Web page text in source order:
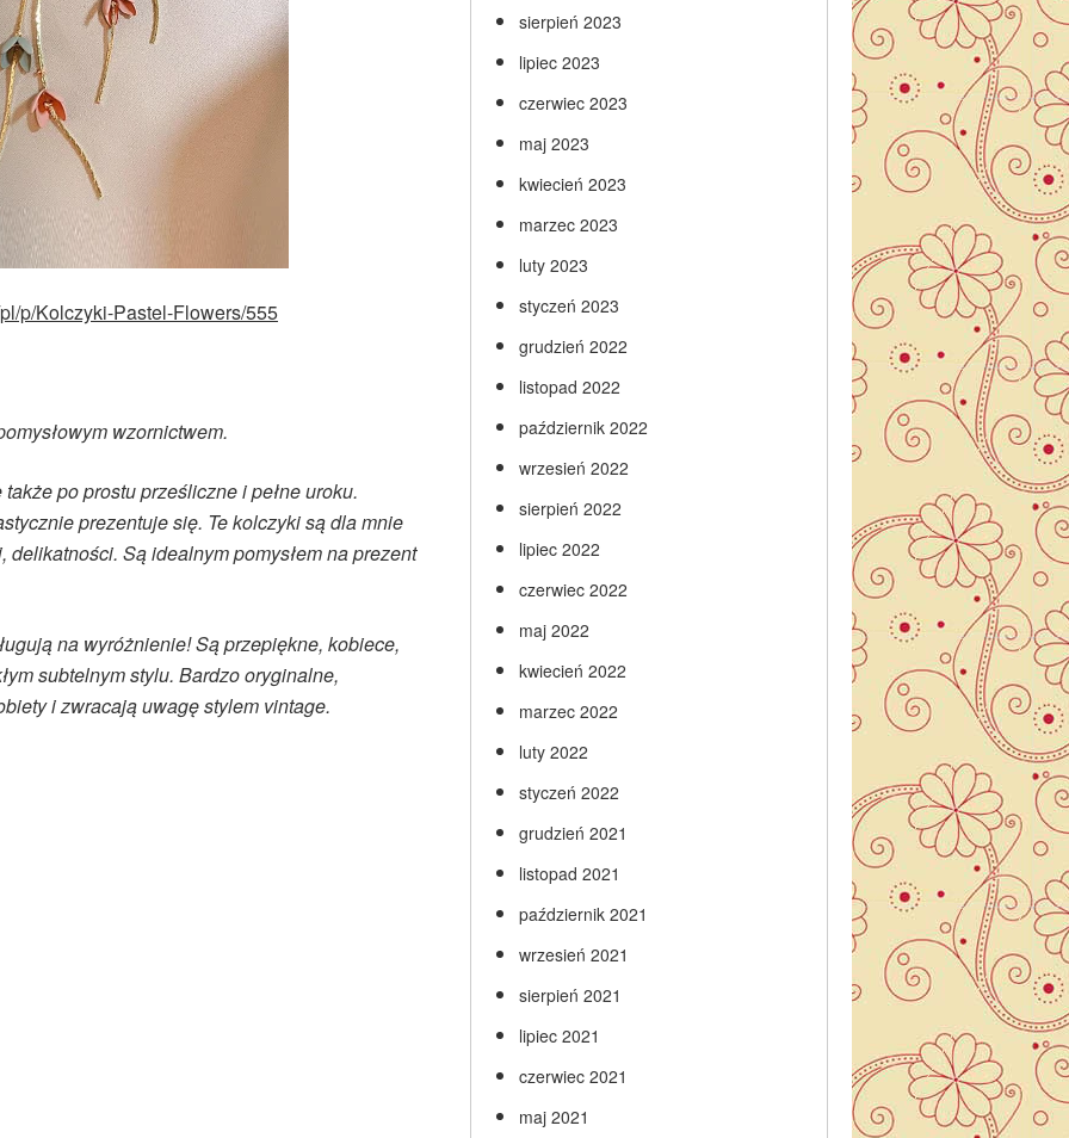
p/Kolczyki-Pastel-Flowers/555
wzornictwem.
po prostu prześliczne i pełne uroku.
prezentuje się. Te kolczyki są dla mnie
Są idealnym pomysłem na prezent
na wyróżnienie! Są przepiękne, kobiece,
subtelnym stylu. Bardzo oryginalne,
i zwracają uwagę stylem vintage.
sierpień 2023
lipiec 2023
czerwiec 2023
maj 2023
kwiecień 2023
marzec 2023
luty 2023
styczeń 2023
grudzień 2022
listopad 2022
październik 2022
wrzesień 2022
sierpień 2022
lipiec 2022
czerwiec 2022
maj 2022
kwiecień 2022
marzec 2022
luty 2022
styczeń 2022
grudzień 2021
listopad 2021
październik 2021
wrzesień 2021
sierpień 2021
lipiec 2021
czerwiec 2021
maj 2021